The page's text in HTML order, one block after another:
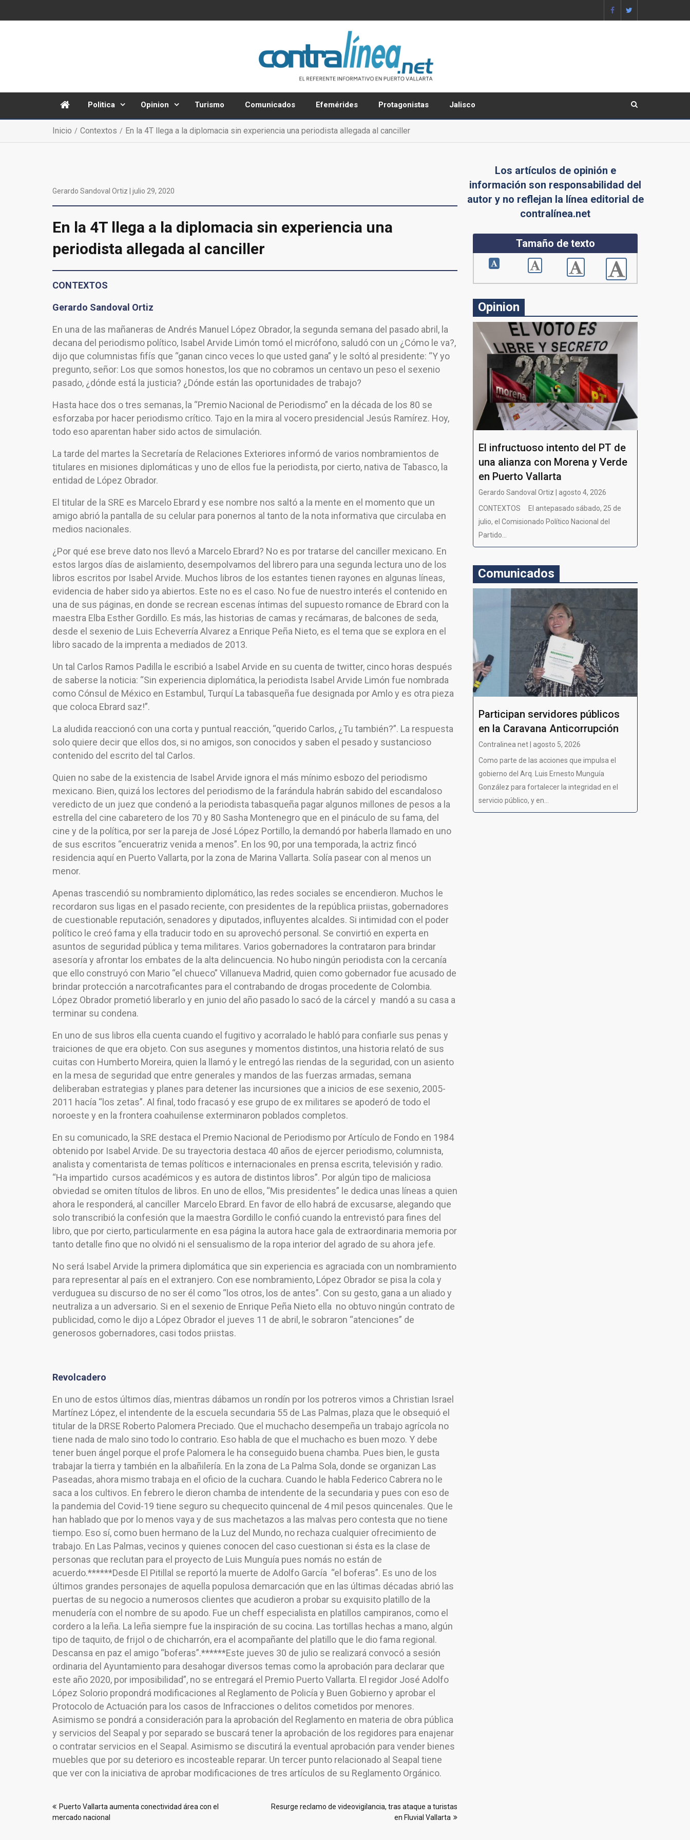
Politica Opinion Turismo Comunicados Efemérides Protagonistas Jalisco
Inicio Contextos En la 4T llega a la diplomacia sin experiencia una periodista allegada al canciller
Gerardo Sandoval Ortiz | julio 29, 2020
En la 4T llega a la diplomacia sin experiencia una
periodista allegada al canciller
CONTEXTOS
Gerardo Sandoval Ortiz
En una de las mañaneras de Andrés Manuel López Obrador, la segunda semana del pasado abril, la
decana del periodismo político, Isabel Arvide Limón tomó el micrófono, saludó con un ¿Cómo le va?,
dijo que columnistas fifís que “ganan cinco veces lo que usted gana” y le soltó al presidente: “Y yo
pregunto, señor: Los que somos honestos, los que no cobramos un centavo un peso el sexenio
pasado, ¿dónde está la justicia? ¿Dónde están las oportunidades de trabajo?
Hasta hace dos o tres semanas, la “Premio Nacional de Periodismo” en la década de los 80 se
esforzaba por hacer periodismo crítico. Tajo en la mira al vocero presidencial Jesús Ramírez. Hoy,
todo eso aparentan haber sido actos de simulación.
La tarde del martes la Secretaría de Relaciones Exteriores informó de varios nombramientos de
titulares en misiones diplomáticas y uno de ellos fue la periodista, por cierto, nativa de Tabasco, la
entidad de López Obrador.
El titular de la SRE es Marcelo Ebrard y ese nombre nos saltó a la mente en el momento que un
amigo abrió la pantalla de su celular para ponernos al tanto de la nota informativa que circulaba en
medios nacionales.
¿Por qué ese breve dato nos llevó a Marcelo Ebrard? No es por tratarse del canciller mexicano. En
estos largos días de aislamiento, desempolvamos del librero para una segunda lectura uno de los
libros escritos por Isabel Arvide. Muchos libros de los estantes tienen rayones en algunas líneas,
evidencia de haber sido ya abiertos. Este no es el caso. No fue de nuestro interés el contenido en
una de sus páginas, en donde se recrean escenas íntimas del supuesto romance de Ebrard con la
maestra Elba Esther Gordillo. Es más, las historias de camas y recámaras, de balcones de seda,
desde el sexenio de Luis Echeverría Alvarez a Enrique Peña Nieto, es el tema que se explora en el
libro sacado de la imprenta a mediados de 2013.
Un tal Carlos Ramos Padilla le escribió a Isabel Arvide en su cuenta de twitter, cinco horas después
de saberse la noticia: “Sin experiencia diplomática, la periodista Isabel Arvide Limón fue nombrada
como Cónsul de México en Estambul, Turquí La tabasqueña fue designada por Amlo y es otra pieza
que coloca Ebrard saz!”.
La aludida reaccionó con una corta y puntual reacción, “querido Carlos, ¿Tu también?”. La respuesta
solo quiere decir que ellos dos, si no amigos, son conocidos y saben el pesado y sustancioso
contenido del escrito del tal Carlos.
Quien no sabe de la existencia de Isabel Arvide ignora el más mínimo esbozo del periodismo
mexicano. Bien, quizá los lectores del periodismo de la farándula habrán sabido del escandaloso
veredicto de un juez que condenó a la periodista tabasqueña pagar algunos millones de pesos a la
estrella del cine cabaretero de los 70 y 80 Sasha Montenegro que en el pináculo de su fama, del
cine y de la política, por ser la pareja de José López Portillo, la demandó por haberla llamado en uno
de sus escritos “encueratriz venida a menos”. En los 90, por una temporada, la actriz fincó
residencia aquí en Puerto Vallarta, por la zona de Marina Vallarta. Solía pasear con al menos un
menor.
Apenas trascendió su nombramiento diplomático, las redes sociales se encendieron. Muchos le
recordaron sus ligas en el pasado reciente, con presidentes de la república priistas, gobernadores
de cuestionable reputación, senadores y diputados, influyentes alcaldes. Si intimidad con el poder
político le creó fama y ella traducir todo en su aprovechó personal. Se convirtió en experta en
asuntos de seguridad pública y tema militares. Varios gobernadores la contrataron para brindar
asesoría y afrontar los embates de la alta delincuencia. No hubo ningún periodista con la cercanía
que ello construyó con Mario “el chueco” Villanueva Madrid, quien como gobernador fue acusado de
brindar protección a narcotraficantes para el contrabando de drogas procedente de Colombia.
López Obrador prometió liberarlo y en junio del año pasado lo sacó de la cárcel y mandó a su casa a
terminar su condena.
En uno de sus libros ella cuenta cuando el fugitivo y acorralado le habló para confiarle sus penas y
traiciones de que era objeto. Con sus asegunes y momentos distintos, una historia relató de sus
cuitas con Humberto Moreira, quien la llamó y le entregó las riendas de la seguridad, con un asiento
en la mesa de seguridad que entre generales y mandos de las fuerzas armadas, semana
deliberaban estrategias y planes para detener las incursiones que a inicios de ese sexenio, 2005-
2011 hacía “los zetas”. Al final, todo fracasó y ese grupo de ex militares se apoderó de todo el
noroeste y en la frontera coahuilense exterminaron poblados completos.
En su comunicado, la SRE destaca el Premio Nacional de Periodismo por Artículo de Fondo en 1984
obtenido por Isabel Arvide. De su trayectoria destaca 40 años de ejercer periodismo, columnista,
analista y comentarista de temas políticos e internacionales en prensa escrita, televisión y radio.
“Ha impartido cursos académicos y es autora de distintos libros”. Por algún tipo de maliciosa
obviedad se omiten títulos de libros. En uno de ellos, “Mis presidentes” le dedica unas líneas a quien
ahora le responderá, al canciller Marcelo Ebrard. En favor de ello habrá de excusarse, alegando que
solo transcribió la confesión que la maestra Gordillo le confió cuando la entrevistó para fines del
libro, que por cierto, particularmente en esa página la autora hace gala de extraordinaria memoria por
tanto detalle fino que no olvidó ni el sensualismo de la ropa interior del agrado de su ahora jefe.
No será Isabel Arvide la primera diplomática que sin experiencia es agraciada con un nombramiento
para representar al país en el extranjero. Con ese nombramiento, López Obrador se pisa la cola y
verduguea su discurso de no ser él como “los otros, los de antes”. Con su gesto, gana a un aliado y
neutraliza a un adversario. Si en el sexenio de Enrique Peña Nieto ella no obtuvo ningún contrato de
publicidad, como le dijo a López Obrador el jueves 11 de abril, le sobraron “atenciones” de
generosos gobernadores, casi todos priistas.
Revolcadero
En uno de estos últimos días, mientras dábamos un rondín por los potreros vimos a Christian Israel
Martínez López, el intendente de la escuela secundaria 55 de Las Palmas, plaza que le obsequió el
titular de la DRSE Roberto Palomera Preciado. Que el muchacho desempeña un trabajo agrícola no
tiene nada de malo sino todo lo contrario. Eso habla de que el muchacho es buen mozo. Y debe
tener buen ángel porque el profe Palomera le ha conseguido buena chamba. Pues bien, le gusta
trabajar la tierra y también en la albañilería. En la zona de La Palma Sola, donde se organizan Las
Paseadas, ahora mismo trabaja en el oficio de la cuchara. Cuando le habla Federico Cabrera no le
saca a los cultivos. En febrero le dieron chamba de intendente de la secundaria y pues con eso de
la pandemia del Covid-19 tiene seguro su chequecito quincenal de 4 mil pesos quincenales. Que le
han hablado que por lo menos vaya y de sus machetazos a las malvas pero contesta que no tiene
tiempo. Eso sí, como buen hermano de la Luz del Mundo, no rechaza cualquier ofrecimiento de
trabajo. En Las Palmas, vecinos y quienes conocen del caso cuestionan si ésta es la clase de
personas que reclutan para el proyecto de Luis Munguía pues nomás no están de
acuerdo.******Desde El Pitillal se reportó la muerte de Adolfo García “el boferas”. Es uno de los
últimos grandes personajes de aquella populosa demarcación que en las últimas décadas abrió las
puertas de su negocio a numerosos clientes que acudieron a probar su exquisito platillo de la
menudería con el nombre de su apodo. Fue un cheff especialista en platillos campiranos, como el
cordero a la leña. La leña siempre fue la inspiración de su cocina. Las tortillas hechas a mano, algún
tipo de taquito, de frijol o de chicharrón, era el acompañante del platillo que le dio fama regional.
Descansa en paz el amigo “boferas”.******Este jueves 30 de julio se realizará convocó a sesión
ordinaria del Ayuntamiento para desahogar diversos temas como la aprobación para declarar que
este año 2020, por imposibilidad”, no se entregará el Premio Puerto Vallarta. El regidor José Adolfo
López Solorio propondrá modificaciones al Reglamento de Policía y Buen Gobierno y aprobar el
Protocolo de Actuación para los casos de Infracciones o delitos cometidos por menores.
Asimismo se pondrá a consideración para la aprobación del Reglamento en materia de obra pública
y servicios del Seapal y por separado se buscará tener la aprobación de los regidores para enajenar
o contratar servicios en el Seapal. Asimismo se discutirá la eventual aprobación para vender bienes
muebles que por su deterioro es incosteable reparar. Un tercer punto relacionado al Seapal tiene
que ver con la iniciativa de aprobar modificaciones de tres artículos de su Reglamento Orgánico.
dePuerto Vallarta aumenta conectividad área con el
mercado nacional
Resurge reclamo de videovigilancia, tras ataque a turistas
en Fluvial Vallarta
Los artículos de opinión e
información son responsabilidad del
autor y no reflejan la línea editorial de
contralínea.net
Tamaño de texto
Opinion
El infructuoso intento del PT de
una alianza con Morena y Verde
en Puerto Vallarta
Gerardo Sandoval Ortiz | agosto 4, 2026
CONTEXTOS El antepasado sábado, 25 de
julio, el Comisionado Político Nacional del
Partido...
Comunicados
Participan servidores públicos
en la Caravana Anticorrupción
Contralinea net | agosto 5, 2026
Como parte de las acciones que impulsa el
gobierno del Arq. Luis Ernesto Munguía
González para fortalecer la integridad en el
servicio público, y en...